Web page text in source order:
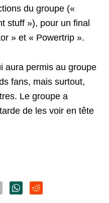
du groupe («
stuff »), pour un final
» et « Powertrip ».
aura permis au groupe
fans, mais surtout,
Le groupe a
de les voir en tête